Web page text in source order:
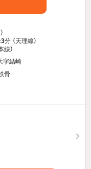
3分 （天理線）
線）
字結崎
骨